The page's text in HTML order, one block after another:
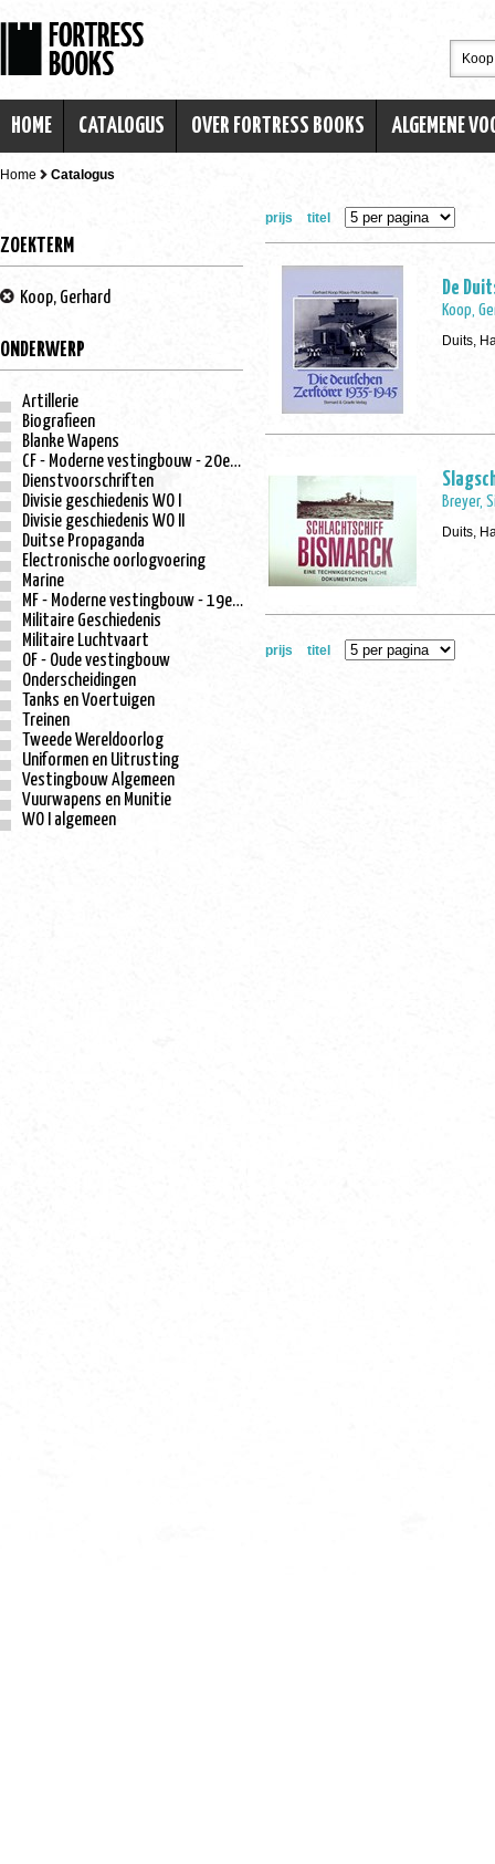
HOME CATALOGUS OVER FORTRESS BOOKS ALGEMENE
Home Catalogus
ZOEKTERM
Koop, Gerhard
ONDERWERP
Artillerie
Biografieen
Blanke Wapens
CF - Moderne vestingbouw - 20e eeuw
Dienstvoorschriften
Divisie geschiedenis WO I
Divisie geschiedenis WO II
Duitse Propaganda
Electronische oorlogvoering
Marine
MF - Moderne vestingbouw - 19e eeuw
Militaire Geschiedenis
Militaire Luchtvaart
OF - Oude vestingbouw
Onderscheidingen
Tanks en Voertuigen
Treinen
Tweede Wereldoorlog
Uniformen en Uitrusting
Vestingbouw Algemeen
Vuurwapens en Munitie
WO I algemeen
prijs titel
De
Koop,
Duits,
Breyer,
Duits,
prijs titel